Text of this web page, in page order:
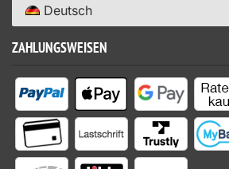
Deutsch
ZAHLUNGSWEISEN